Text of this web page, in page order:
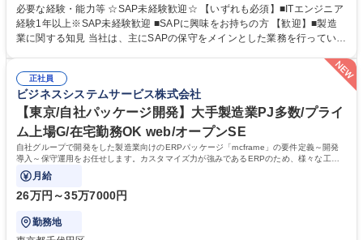
いけるか”という視点でシステム改善コンサルティングを行います。 ◆シ
ステム調査/エンハンス/追加開発 ◆インシデント対応/障害対応 ◆ユーザ教
育/改善提案/報告書作成 ◆導入案件の参画 等 ＜キャリアパス＞まずは1～
ンバーとして上記業務に従事いただきます。 一通り弊社業務を理解いただ
いた後は後輩指導やOJT、案件のサブリーダー等、その先はPM/PLとして
案件管理やマネジメントをお任せしたいと考えています。 募集職種 ☆SA
P未経験OK【東京×大手製造業システム×保守コンサルタント】在宅勤務可
必要な経験・能力等 ☆SAP未経験歓迎☆ 【いずれも必須】■ITエンジニア
経験1年以上※SAP未経験歓迎 ■SAPに興味をお持ちの方 【歓迎】■製造
業に関する知見 当社は、主にSAPの保守をメインとした業務を行っていま
加機能のご提案をしたり、不具合が起きた際にシステムが止まってしまわ
ないようにサポートをしていきます。SAPのシステムの中には“モジュー
ル”と呼ばれる機能があり、ものの管理（SD・MM・PP）と会計管理（C
O・FI）に分かれています。このいずれかのモジュールを担当していただ
きます。 学歴・資格 学歴：大学院 大学 高専 短大 専修学校 高校 語学力：
資格：
正社員
ビジネスシステムサービス株式会社
【東京/自社パッケージ開発】大手製造業PJ多数/プライ
ム上場G/在宅勤務OK web/オープンSE
自社グループで開発をした製造業向けのERPパッケージ「mcframe」の要件定義～開発
導入～保守運用をお任せします。カスタマイズ力が強みであるERPのため、様々な工程
に携われます。
月給
26万円～35万7000円
勤務地